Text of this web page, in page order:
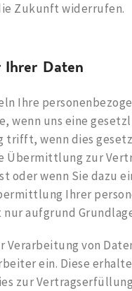
Zukunft widerrufen.
Ihrer Daten
Ihre
wenn uns eine
trifft, wenn dies
Übermittlung zur
oder wenn Sie dazu
Ihrer
aufgrund Grundlage
Verarbeitung von
ein. Diese
zur